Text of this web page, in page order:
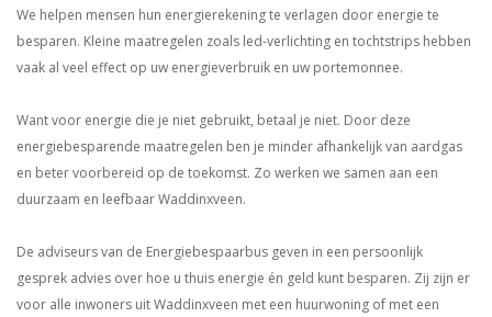
We helpen mensen hun energierekening te verlagen door energie te
besparen. Kleine maatregelen zoals led-verlichting en tochtstrips hebben
vaak al veel effect op uw energieverbruik en uw portemonnee.
Want voor energie die je niet gebruikt, betaal je niet. Door deze
energiebesparende maatregelen ben je minder afhankelijk van aardgas
en beter voorbereid op de toekomst. Zo werken we samen aan een
duurzaam en leefbaar Waddinxveen.
De adviseurs van de Energiebespaarbus geven in een persoonlijk
gesprek advies over hoe u thuis energie én geld kunt besparen. Zij zijn er
voor alle inwoners uit Waddinxveen met een huurwoning of met een